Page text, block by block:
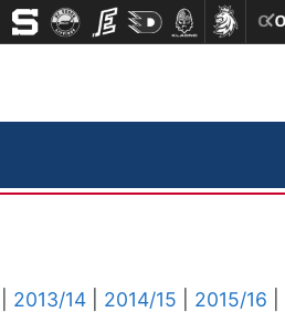
2013/14 2014/15 2015/16